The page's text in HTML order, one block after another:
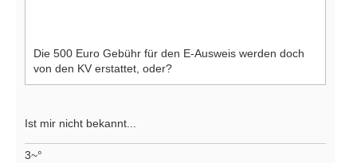
Die 500 Euro Gebühr für den E-Ausweis werden doch
von den KV erstattet, oder?
Ist mir nicht bekannt...
3~°